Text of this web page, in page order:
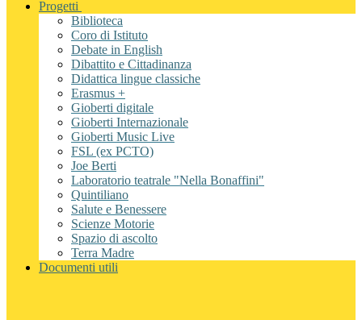
Progetti
Biblioteca
Coro di Istituto
Debate in English
Dibattito e Cittadinanza
Didattica lingue classiche
Erasmus +
Gioberti digitale
Gioberti Internazionale
Gioberti Music Live
FSL (ex PCTO)
Joe Berti
Laboratorio teatrale "Nella Bonaffini"
Quintiliano
Salute e Benessere
Scienze Motorie
Spazio di ascolto
Terra Madre
Documenti utili